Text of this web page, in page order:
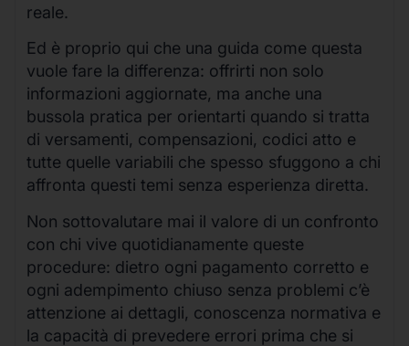
reale.
Ed è proprio qui che una guida come questa
vuole fare la differenza: offrirti non solo
informazioni aggiornate, ma anche una
bussola pratica per orientarti quando si tratta
di versamenti, compensazioni, codici atto e
tutte quelle variabili che spesso sfuggono a chi
affronta questi temi senza esperienza diretta.
Non sottovalutare mai il valore di un confronto
con chi vive quotidianamente queste
procedure: dietro ogni pagamento corretto e
ogni adempimento chiuso senza problemi c’è
attenzione ai dettagli, conoscenza normativa e
la capacità di prevedere errori prima che si